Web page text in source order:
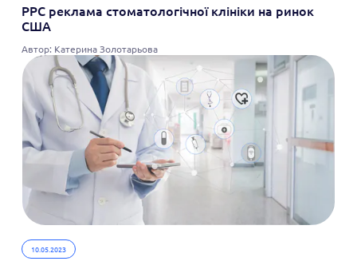
PPC реклама стоматологічної клініки на ринок
США
Автор: Катерина Золотарьова
10.05.2023